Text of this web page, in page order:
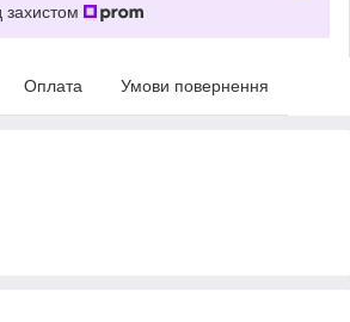
захистом
Оплата Умови повернення